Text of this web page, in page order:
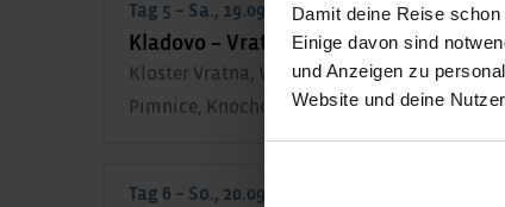
Damit deine Reise
Einige davon sind
und Anzeigen zu
Website und deine
Tag 5 – Sa., 19.09.2026
Kladovo – Vratna-Schlucht – Rajačke
Kloster Vratna, Wanderung Vratna-
Pimnice, Knochenturm
Tag 6 – So., 20.09.2026